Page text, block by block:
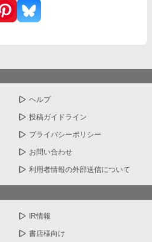
ヘルプ
投稿ガイドライン
プライバシーポリシー
お問い合わせ
利用者情報の外部送信について
IR情報
書店様向け